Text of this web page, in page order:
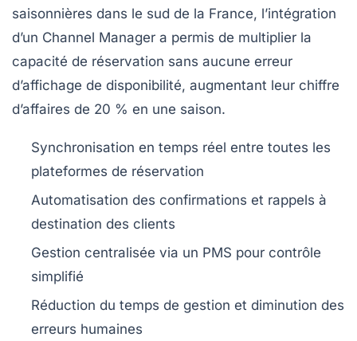
saisonnières dans le sud de la France, l’intégration
d’un Channel Manager a permis de multiplier la
capacité de réservation sans aucune erreur
d’affichage de disponibilité, augmentant leur chiffre
d’affaires de 20 % en une saison.
Synchronisation en temps réel entre toutes les
plateformes de réservation
Automatisation des confirmations et rappels à
destination des clients
Gestion centralisée via un PMS pour contrôle
simplifié
Réduction du temps de gestion et diminution des
erreurs humaines